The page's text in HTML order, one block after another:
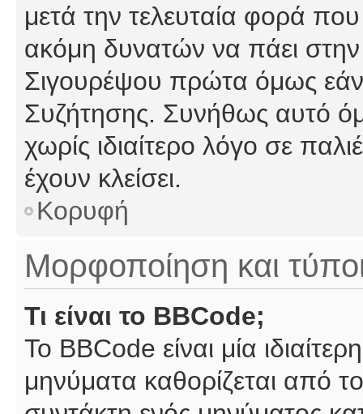
μετά την τελευταία φορά που
ακόμη δυνατών να πάει
Σιγουρέψου πρώτα όμως εάν
Συζήτησης. Συνήθως αυτό
χωρίς ιδιαίτερο λόγο σε
έχουν κλείσει.
Κορυφή
Μορφοποίηση και
Τι είναι το BBCode;
Το BBCode είναι μία
μηνύματα καθορίζεται από